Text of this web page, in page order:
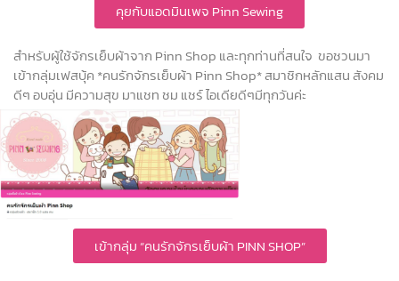
คุยกับแอดมินเพจ Pinn Sewing
สำหรับผู้ใช้จักรเย็บผ้าจาก Pinn Shop และทุกท่านที่สนใจ ขอชวนมา
เข้ากลุ่มเฟสบุ้ค *คนรักจักรเย็บผ้า Pinn Shop* สมาชิกหลักแสน สังคม
ดีๆ อบอุ่น มีความสุข มาแชท ชม แชร์ ไอเดียดีๆมีทุกวันค่ะ
เข้ากลุ่ม “คนรักจักรเย็บผ้า PINN SHOP”